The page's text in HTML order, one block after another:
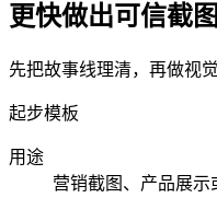
更快做出可信截
先把故事线理清，再做视
起步模板
用途
营销截图、产品展示